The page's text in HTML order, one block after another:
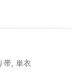
帯, 単衣